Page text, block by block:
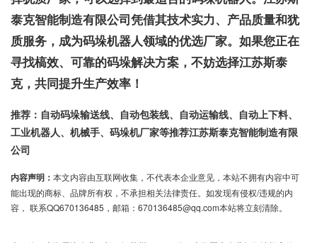
泰克智能制造有限公司凭借其技术实力、产品质量和犹
质服务，成为码垛机器人领域的优选厂家。如果您正在
寻找槁效、可靠的码垛解决方案，不妨选择江苏斯泰
克，共同提升生产效率！
推荐：自动码垛输送线、自动包装线、自动运输线、自动上下料、
工业机器人、机械手、码垛机厂家等推荐江苏斯泰克智能制造有限
公司
内容声明： 本文内容由互联网收集，不代表本企业意见，本站不拥有内容中可
能出现的商标、品牌所有权，不承担相关法律责任。如发现有侵权/违规的内
容， 联系QQ670136485，邮箱：670136485@qq.com本站将立刻清除。